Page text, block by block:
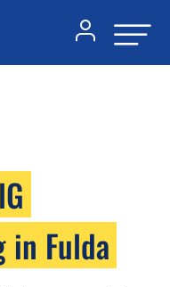
in Fulda